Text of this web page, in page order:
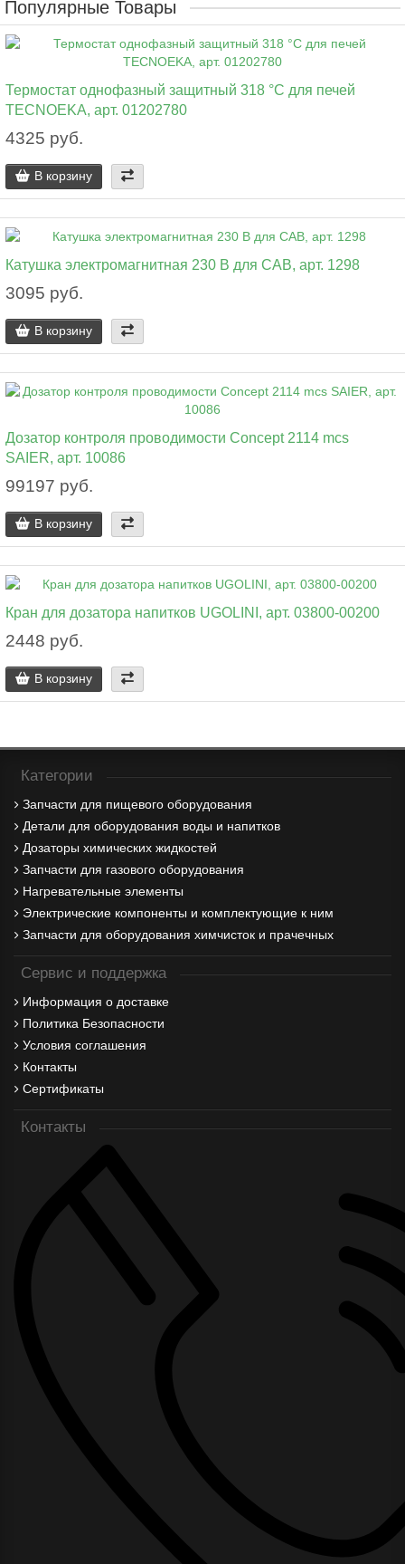
Популярные Товары
Термостат однофазный защитный 318 °C для печей
TECNOEKA, арт. 01202780
4325 руб.
В корзину
Катушка электромагнитная 230 В для CAB, арт. 1298
3095 руб.
В корзину
Дозатор контроля проводимости Concept 2114 mcs
SAIER, арт. 10086
99197 руб.
В корзину
Кран для дозатора напитков UGOLINI, арт. 03800-00200
2448 руб.
В корзину
Категории
Запчасти для пищевого оборудования
Детали для оборудования воды и напитков
Дозаторы химических жидкостей
Запчасти для газового оборудования
Нагревательные элементы
Электрические компоненты и комплектующие к ним
Запчасти для оборудования химчисток и прачечных
Сервис и поддержка
Информация о доставке
Политика Безопасности
Условия соглашения
Контакты
Сертификаты
Контакты